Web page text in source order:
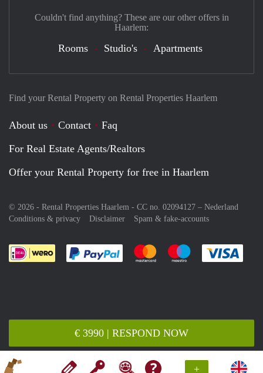
+
€ 3990 | RESPOND NOW
Find your Rental Property on Rental Properties Haarlem
About us Contact
Faq
For Real Estate Agents/Realtors
Offer your Rental Property for free in Haarlem
© 2026 - Rental Properties Haarlem - CC no. 02094127 – Nederland
Conditions & privacy
Disclaimer Spam & fake-accounts
Pay easily with :payment method
Pay easily with :payment
Pay easily with
Couldn't find anything? These are our other offers in
Haarlem:
Rooms Studio's Apartments